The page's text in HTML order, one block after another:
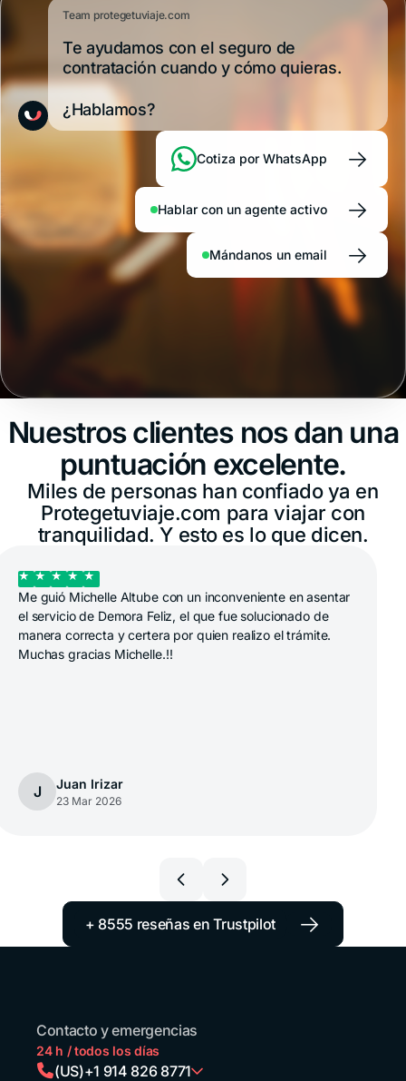
Team protegetuviaje.com
Te ayudamos con el seguro de
contratación cuando y cómo quieras.
¿Hablamos?
Cotiza por WhatsApp →
Hablar con un agente activo →
Mándanos un email →
Nuestros clientes nos dan una
puntuación excelente.
Miles de personas han confiado ya en
Protegetuviaje.com para viajar con
tranquilidad. Y esto es lo que dicen.
Me guió Michelle Altube con un inconveniente en asentar
el servicio de Demora Feliz, el que fue solucionado de
manera correcta y certera por quien realizo el trámite.
Muchas gracias Michelle.!!
J Juan Irizar
23 Mar 2026
+ 8555 reseñas en Trustpilot →
Contacto y emergencias
24 h / todos los días
(US)+1 914 826 8771